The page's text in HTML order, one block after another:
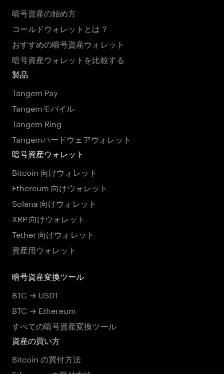
暗号資産の始め方
コールドウォレットとは？
おすすめの暗号資産ウォレット
暗号資産ウォレットを比較する
製品
Tangem Pay
Tangemモバイル
Tangem Ring
Tangemハードウェアウォレット
暗号資産ウォレット
Bitcoin 向けウォレット
Ethereum 向けウォレット
Solana 向けウォレット
XRP 向けウォレット
Tether 向けウォレット
資産用ウォレット
暗号資産変換ツール
BTC → USDT
BTC → Ethereum
すべての暗号資産変換ツール
資産の買い方
Bitcoin の買付方法